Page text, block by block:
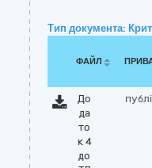
Тип документа:
ФАЙЛ
До
да
то
к 4
до